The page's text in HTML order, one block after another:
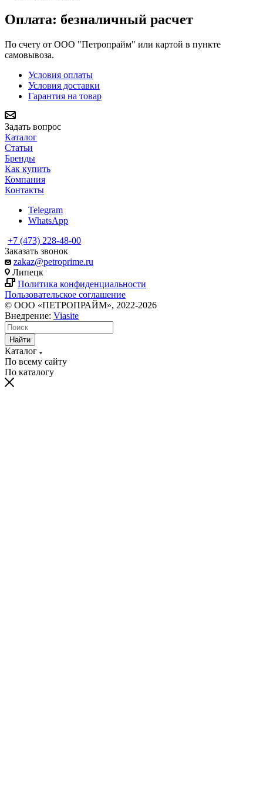
Оплата: безналичный расчет
По счету от ООО "Петропрайм" или картой в пункте
самовывоза.
Условия оплаты
Условия доставки
Гарантия на товар
Задать вопрос
Каталог
Статьи
Бренды
Как купить
Компания
Контакты
Telegram
WhatsApp
+7 (473) 228-48-00
Заказать звонок
zakaz@petroprime.ru
Липецк
Политика конфиденциальности
Пользовательское соглашение
© ООО «ПЕТРОПРАЙМ», 2022-2026
Внедрение: Viasite
Найти
Каталог
По всему сайту
По каталогу